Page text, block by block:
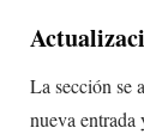
La sección se
nueva entrada